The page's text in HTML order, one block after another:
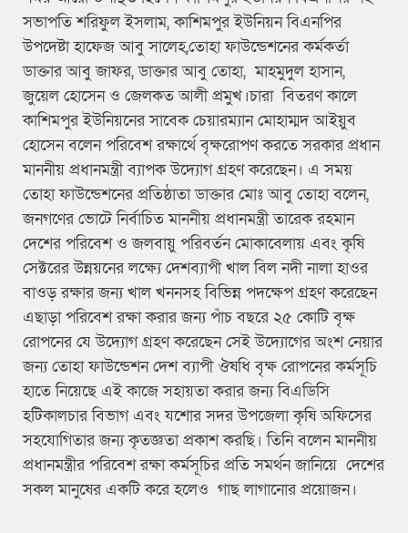
সভাপতি শরিফুল ইসলাম, কাশিমপুর ইউনিয়ন বিএনপির
উপদেষ্টা হাফেজ আবু সালেহ,তোহা ফাউন্ডেশনের কর্মকর্তা
ডাক্তার আবু জাফর, ডাক্তার আবু তোহা, মাহমুদুল হাসান,
জুয়েল হোসেন ও জেলকত আলী প্রমুখ।চারা বিতরণ কালে
কাশিমপুর ইউনিয়নের সাবেক চেয়ারম্যান মোহাম্মদ আইয়ুব
হোসেন বলেন পরিবেশ রক্ষার্থে বৃক্ষরোপণ করতে সরকার প্রধান
মাননীয় প্রধানমন্ত্রী ব্যাপক উদ্যোগ গ্রহণ করেছেন। এ সময়
তোহা ফাউন্ডেশনের প্রতিষ্ঠাতা ডাক্তার মোঃ আবু তোহা বলেন,
জনগণের ভোটে নির্বাচিত মাননীয় প্রধানমন্ত্রী তারেক রহমান
দেশের পরিবেশ ও জলবায়ু পরিবর্তন মোকাবেলায় এবং কৃষি
সেক্টরের উন্নয়নের লক্ষ্যে দেশব্যাপী খাল বিল নদী নালা হাওর
বাওড় রক্ষার জন্য খাল খননসহ বিভিন্ন পদক্ষেপ গ্রহণ করেছেন
এছাড়া পরিবেশ রক্ষা করার জন্য পাঁচ বছরে ২৫ কোটি বৃক্ষ
রোপনের যে উদ্যোগ গ্রহণ করেছেন সেই উদ্যোগের অংশ নেয়ার
জন্য তোহা ফাউন্ডেশন দেশ ব্যাপী ঔষধি বৃক্ষ রোপনের কর্মসূচি
হাতে নিয়েছে এই কাজে সহায়তা করার জন্য বিএডিসি
হটিকালচার বিভাগ এবং যশোর সদর উপজেলা কৃষি অফিসের
সহযোগিতার জন্য কৃতজ্ঞতা প্রকাশ করছি। তিনি বলেন মাননীয়
প্রধানমন্ত্রীর পরিবেশ রক্ষা কর্মসূচির প্রতি সমর্থন জানিয়ে দেশের
সকল মানুষের একটি করে হলেও গাছ লাগানোর প্রয়োজন।